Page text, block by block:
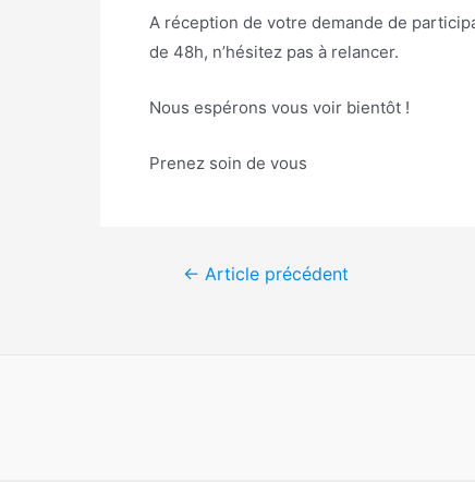
A réception de votre demande de
de 48h, n’hésitez pas à relancer.
Nous espérons vous voir bientôt !
Prenez soin de vous
Navigation
← Article précédent